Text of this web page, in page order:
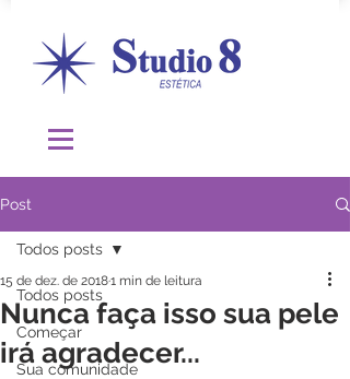
Post
Todos posts
Começar
Sua comunidade
Todos posts
Nunca faça isso sua pele
irá agradecer...
15 de dez. de 20181 min de leitura